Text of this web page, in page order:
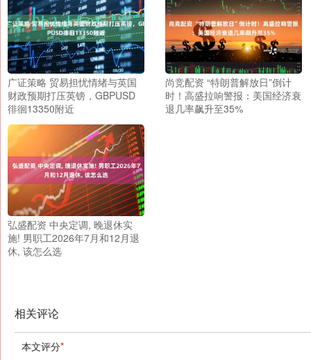
广证策略 贸易担忧情绪与英国
财政预期打压英镑，GBPUSD
徘徊13350附近
尚竞配资 “特朗普解放日”倒计
时！高盛拉响警报：美国经济衰
退几率飙升至35%
弘盛配资 中央定调, 晚退休实
施! 男职工2026年7月和12月退
休, 该怎么选
相关评论
本文评分*